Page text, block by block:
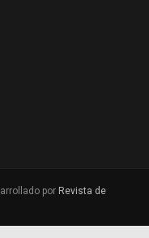
por Revista de